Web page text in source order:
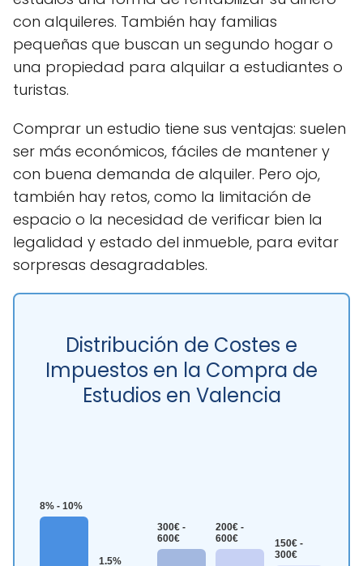
con alquileres. También hay familias
pequeñas que buscan un segundo hogar o
una propiedad para alquilar a estudiantes o
turistas.
Comprar un estudio tiene sus ventajas: suelen
ser más económicos, fáciles de mantener y
con buena demanda de alquiler. Pero ojo,
también hay retos, como la limitación de
espacio o la necesidad de verificar bien la
legalidad y estado del inmueble, para evitar
sorpresas desagradables.
Distribución de Costes e
Impuestos en la Compra de
Estudios en Valencia
8% - 10%
1.5%
300€ -
600€
200€ -
600€
150€ -
300€